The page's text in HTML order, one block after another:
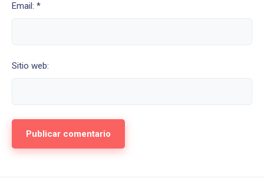
Email: *
Sitio web: